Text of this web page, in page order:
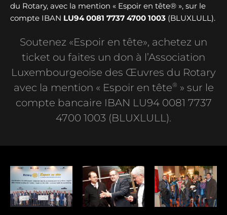
du Rotary, avec la mention « Espoir en tête® », sur le
compte IBAN LU94 0081 7737 4700 1003 (BLUXLULL).
Soutenez «Espoir en tête», achetez un
ticket ou faites un don à l’Association
Luxembourgeoise des Œuvres du Rotary
avec la mention « Espoir en tête® » sur le
compte bancaire IBAN LU94 0081 7737
4700 1003 (BLUXLULL).